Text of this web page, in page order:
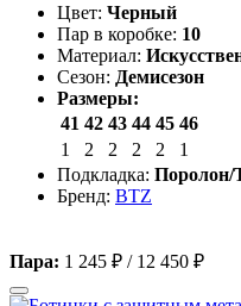
Цвет: Черный
Пар в коробке: 10
Материал:
Сезон: Демисезон
Размеры:
41 42 43 44 45 46
1
2 2 2 2
1
Подкладка: Поролон/
Бренд: BTZ
Пара: 1 245 ₽ / 12 450 ₽